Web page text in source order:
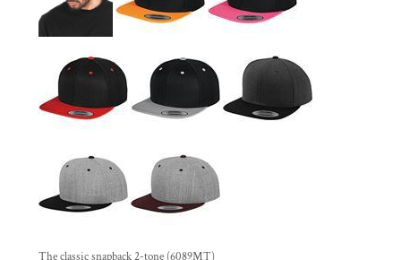
The classic snapback 2-tone (6089MT)